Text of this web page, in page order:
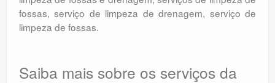
fossas, serviço de limpeza de drenagem, serviço de
limpeza de fossas.
Saiba mais sobre os serviços da